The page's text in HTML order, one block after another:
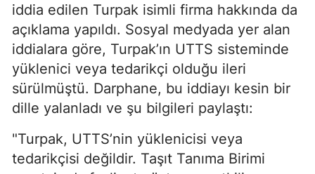
iddia edilen Turpak isimli firma hakkında da
açıklama yapıldı. Sosyal medyada yer alan
iddialara göre, Turpak’ın UTTS sisteminde
yüklenici veya tedarikçi olduğu ileri
sürülmüştü. Darphane, bu iddiayı kesin bir
dille yalanladı ve şu bilgileri paylaştı:
"Turpak, UTTS’nin yüklenicisi veya
tedarikçisi değildir. Taşıt Tanıma Birimi